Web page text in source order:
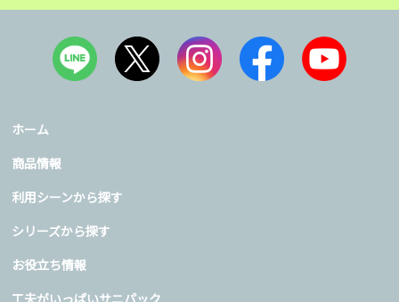
ホーム
商品情報
利用シーンから探す
シリーズから探す
お役立ち情報
工夫がいっぱいサニパック